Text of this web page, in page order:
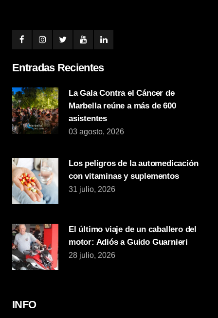
Entradas Recientes
La Gala Contra el Cáncer de
Marbella reúne a más de 600
asistentes
03 agosto, 2026
Los peligros de la automedicación
con vitaminas y suplementos
31 julio, 2026
El último viaje de un caballero del
motor: Adiós a Guido Guarnieri
28 julio, 2026
INFO